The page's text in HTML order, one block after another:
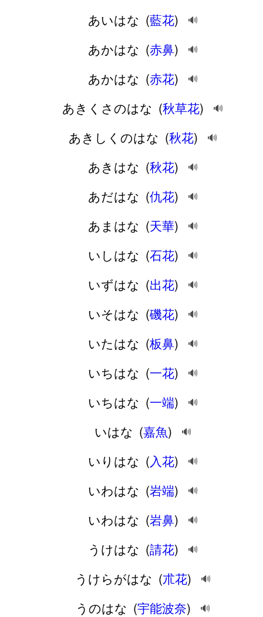
あいはな (藍花) 🔊
あかはな (赤鼻) 🔊
あかはな (赤花) 🔊
あきくさのはな (秋草花) 🔊
あきしくのはな (秋花) 🔊
あきはな (秋花) 🔊
あだはな (仇花) 🔊
あまはな (天華) 🔊
いしはな (石花) 🔊
いずはな (出花) 🔊
いそはな (磯花) 🔊
いたはな (板鼻) 🔊
いちはな (一花) 🔊
いちはな (一端) 🔊
いはな (嘉魚) 🔊
いりはな (入花) 🔊
いわはな (岩端) 🔊
いわはな (岩鼻) 🔊
うけはな (請花) 🔊
うけらがはな (朮花) 🔊
うのはな (宇能波奈) 🔊